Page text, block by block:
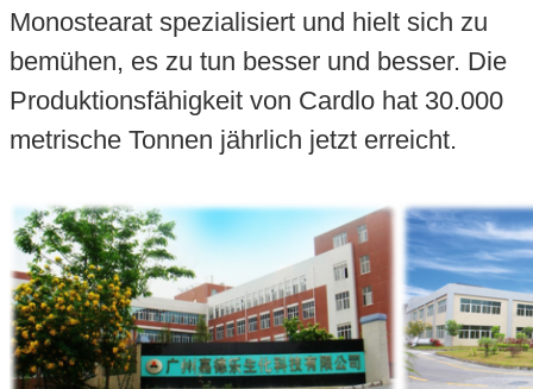
Monostearat spezialisiert und hielt sich zu
bemühen, es zu tun besser und besser. Die
Produktionsfähigkeit von Cardlo hat 30.000
metrische Tonnen jährlich jetzt erreicht.